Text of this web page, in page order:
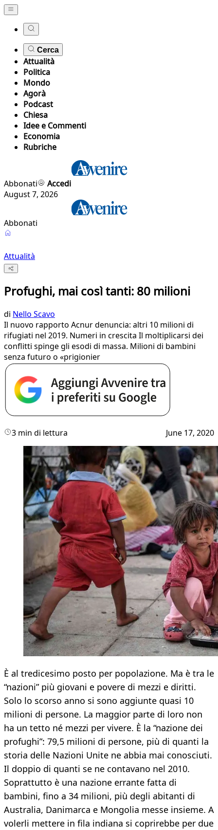
Cerca
Attualità
Politica
Mondo
Agorà
Podcast
Chiesa
Idee e Commenti
Economia
Rubriche
Abbonati
Accedi
August 7, 2026
Abbonati
Attualità
Profughi, mai così tanti: 80 milioni
di Nello Scavo
Il nuovo rapporto Acnur denuncia: altri 10 milioni di
rifugiati nel 2019. Numeri in crescita Il moltiplicarsi dei
conflitti spinge gli esodi di massa. Milioni di bambini
senza futuro o «prigionier
3 min di lettura June 17, 2020
È al tredicesimo posto per popolazione. Ma è tra le
“nazioni” più giovani e povere di mezzi e diritti.
Solo lo scorso anno si sono aggiunte quasi 10
milioni di persone. La maggior parte di loro non
ha un tetto né mezzi per vivere. È la “nazione dei
profughi”: 79,5 milioni di persone, più di quanti la
storia delle Nazioni Unite ne abbia mai conosciuti.
Il doppio di quanti se ne contavano nel 2010.
Soprattutto è una nazione errante fatta di
bambini, fino a 34 milioni, più degli abitanti di
Australia, Danimarca e Mongolia messe insieme. A
volerli mettere in fila indiana si coprirebbe per due